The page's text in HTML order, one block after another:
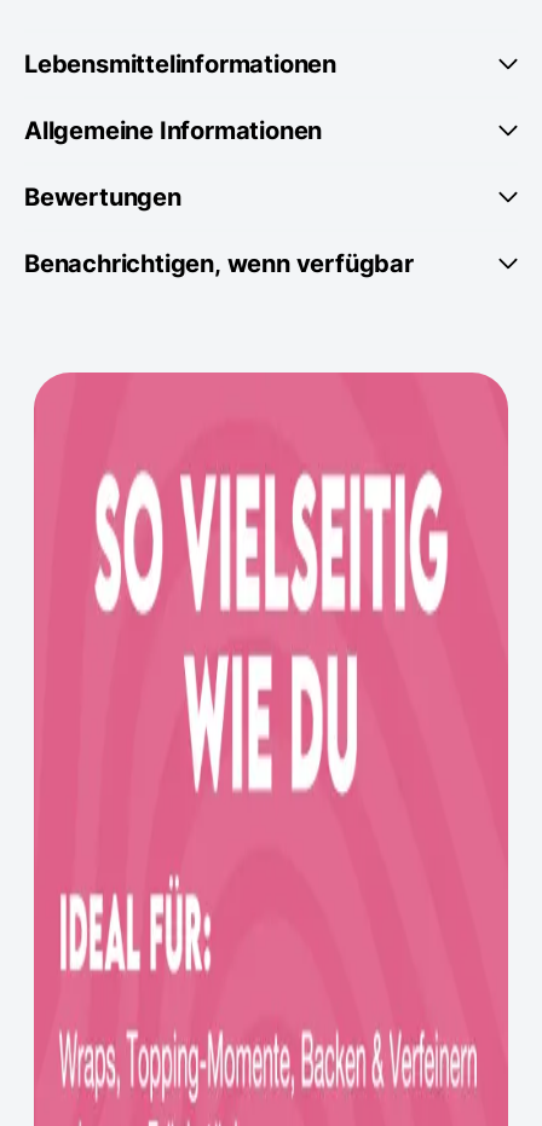
Lebensmittelinformationen
Allgemeine Informationen
Bewertungen
Benachrichtigen, wenn verfügbar